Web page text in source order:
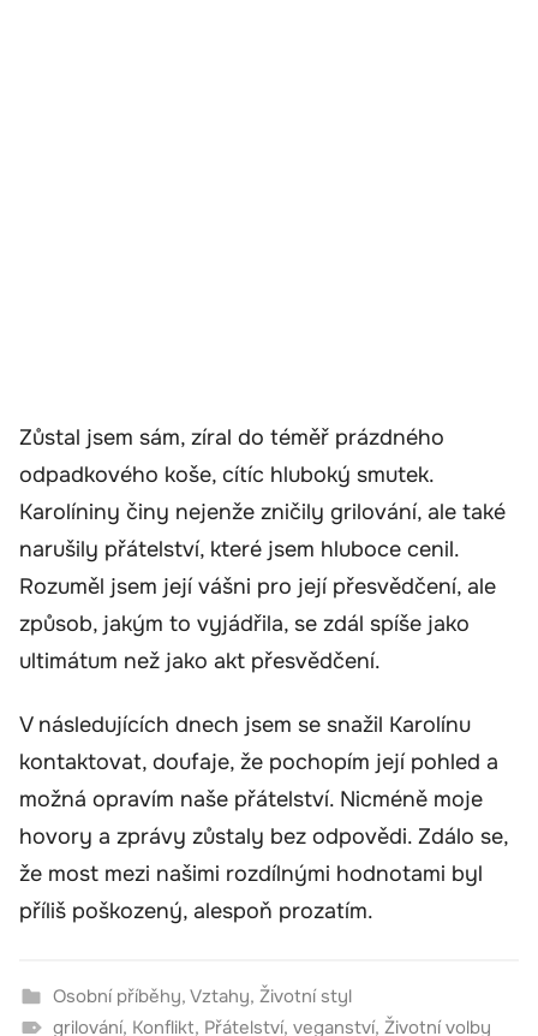
Zůstal jsem sám, zíral do téměř prázdného
odpadkového koše, cítíc hluboký smutek.
Karolíniny činy nejenže zničily grilování, ale také
narušily přátelství, které jsem hluboce cenil.
Rozuměl jsem její vášni pro její přesvědčení, ale
způsob, jakým to vyjádřila, se zdál spíše jako
ultimátum než jako akt přesvědčení.
V následujících dnech jsem se snažil Karolínu
kontaktovat, doufaje, že pochopím její pohled a
možná opravím naše přátelství. Nicméně moje
hovory a zprávy zůstaly bez odpovědi. Zdálo se,
že most mezi našimi rozdílnými hodnotami byl
příliš poškozený, alespoň prozatím.
Osobní příběhy, Vztahy, Životní styl
grilování, Konflikt, Přátelství, veganství, Životní volby